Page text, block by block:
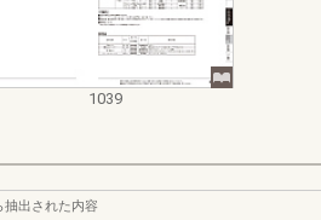
1039
抽出された内容